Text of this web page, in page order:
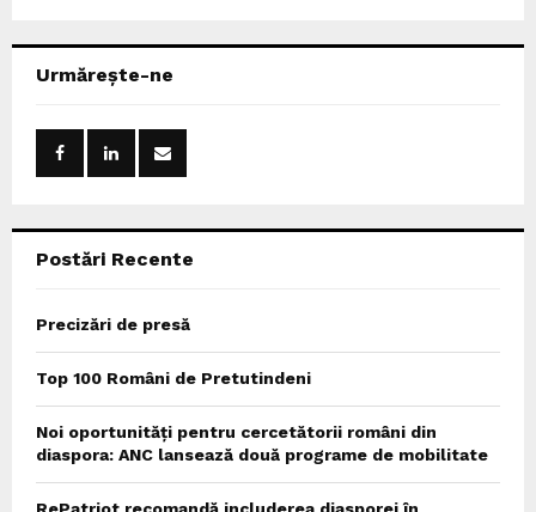
h
Urmărește-ne
Postări Recente
Precizări de presă
Top 100 Români de Pretutindeni
Noi oportunități pentru cercetătorii români din
diaspora: ANC lansează două programe de mobilitate